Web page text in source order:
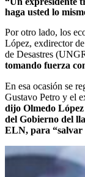
haga usted lo
Por otro lado, los
López, exdirector
de Desastres
tomando fuerza
En esa ocasión se
Gustavo Petro y el
dijo Olmedo
del Gobierno del
ELN, para “salvar